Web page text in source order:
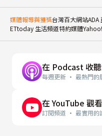
媒體報導與獲獎台灣百大網站ADA
ETtoday 生活頻道特約媒體
在 Podcast 收
每週更新 · 最熱門的
在 YouTube 觀
訂閱頻道 · 最實用的